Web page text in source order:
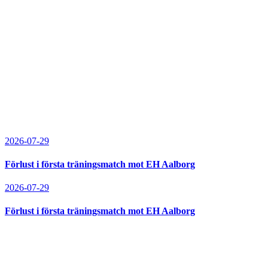
2026-07-29
Förlust i första träningsmatch mot EH Aalborg
2026-07-29
Förlust i första träningsmatch mot EH Aalborg